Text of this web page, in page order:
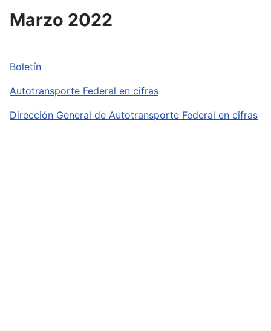
Marzo 2022
Boletín
Autotransporte Federal en cifras
Dirección General de Autotransporte Federal en cifras